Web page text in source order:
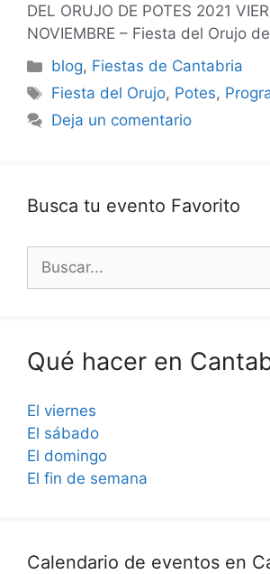
DEL ORUJO DE POTES 2021
NOVIEMBRE – Fiesta del Orujo
Categorías
blog, Fiestas de Cantabria
Etiquetas
Fiesta del Orujo, Potes,
Deja un comentario
Busca tu evento Favorito
Buscar:
Qué hacer en
El viernes
El sábado
El domingo
El fin de semana
Calendario de eventos en